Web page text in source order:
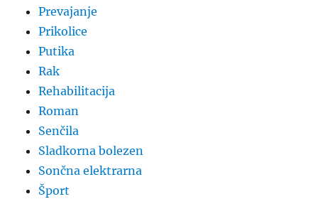
Prevajanje
Prikolice
Putika
Rak
Rehabilitacija
Roman
Senčila
Sladkorna bolezen
Sončna elektrarna
Šport